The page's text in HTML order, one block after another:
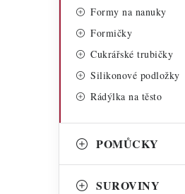
Formy na nanuky
Formičky
Cukrářské trubičky
Silikonové podložky
Rádýlka na těsto
POMŮCKY
SUROVINY